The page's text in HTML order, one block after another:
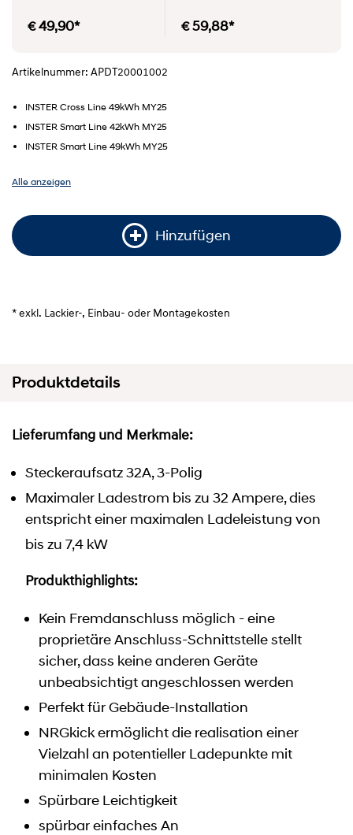
€ 49,90* € 59,88*
Artikelnummer: APDT20001002
INSTER Cross Line 49kWh MY25
INSTER Smart Line 42kWh MY25
INSTER Smart Line 49kWh MY25
Alle anzeigen
Hinzufügen
* exkl. Lackier-, Einbau- oder Montagekosten
Produktdetails
Lieferumfang und Merkmale:
Steckeraufsatz 32A, 3-Polig
Maximaler Ladestrom bis zu 32 Ampere, dies
entspricht einer maximalen Ladeleistung von
bis zu 7,4 kW
Produkthighlights:
Kein Fremdanschluss möglich - eine
proprietäre Anschluss-Schnittstelle stellt
sicher, dass keine anderen Geräte
unbeabsichtigt angeschlossen werden
Perfekt für Gebäude-Installation
NRGkick ermöglicht die realisation einer
Vielzahl an potentieller Ladepunkte mit
minimalen Kosten
Spürbare Leichtigkeit
spürbar einfaches An